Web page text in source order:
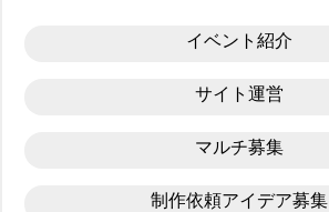
イベント紹介
サイト運営
マルチ募集
制作依頼アイデア募集